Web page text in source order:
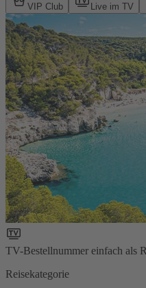
VIP Club Live im TV
TV-Bestellnummer einfach als
Reisekategorie